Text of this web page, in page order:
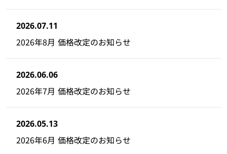
2026.07.11
2026年8月 価格改定のお知らせ
2026.06.06
2026年7月 価格改定のお知らせ
2026.05.13
2026年6月 価格改定のお知らせ